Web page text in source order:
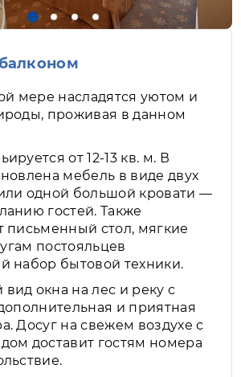
мере насладятся уютом и
проживая в данном
от 12-13 кв. м. В
мебель в виде двух
одной большой кровати —
гостей. Также
письменный стол, мягкие
постояльцев
набор бытовой техники.
окна на лес и реку с
и приятная
Досуг на свежем воздухе с
доставит гостям номера